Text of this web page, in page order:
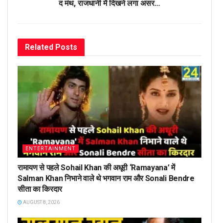
द मंथ, राजधानी में दिखने लगा असर…
Related Posts
ENTERTAINMENT
रामायण से पहले Sohail Khan की अधूरी ‘Ramayana’ में
Salman Khan निभाने वाले थे भगवान राम और Sonali Bendre
सीता का किरदार
AUGUST 8, 2026